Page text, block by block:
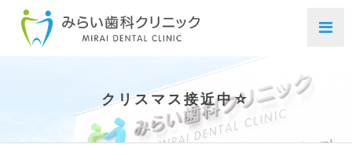
クリスマス接近中☆